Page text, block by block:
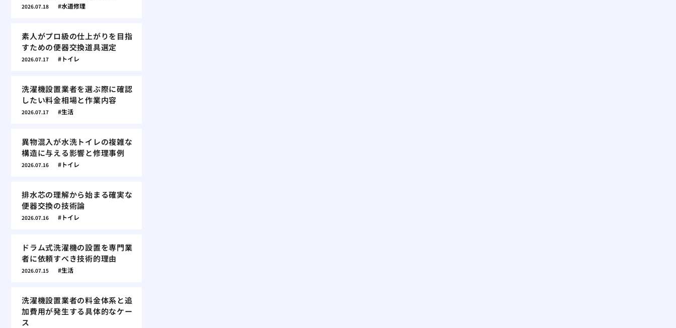
2026.07.18 水道修理
素人がプロ級の仕上がりを目指
すための便器交換道具選定
2026.07.17 トイレ
洗濯機設置業者を選ぶ際に確認
したい料金相場と作業内容
2026.07.17 生活
異物混入が水洗トイレの複雑な
構造に与える影響と修理事例
2026.07.16 トイレ
排水芯の理解から始まる確実な
便器交換の技術論
2026.07.16 トイレ
ドラム式洗濯機の設置を専門業
者に依頼すべき技術的理由
2026.07.15 生活
洗濯機設置業者の料金体系と追
加費用が発生する具体的なケー
ス